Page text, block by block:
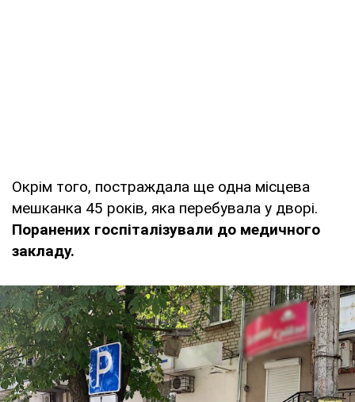
Окрім того, постраждала ще одна місцева
мешканка 45 років, яка перебувала у дворі.
Поранених госпіталізували до медичного
закладу.